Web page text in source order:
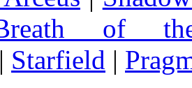
of
| Starfield |